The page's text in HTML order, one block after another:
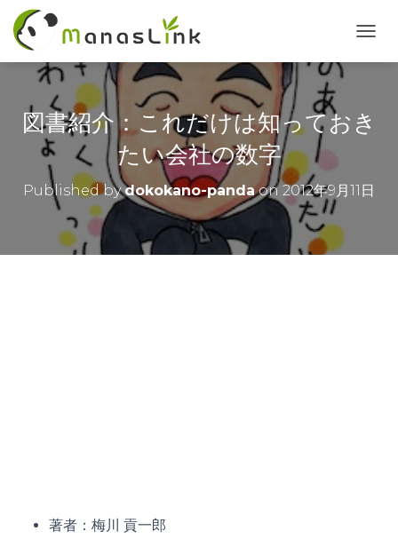
O
E
I
図書紹介：これだけは知っておき
たい会社の数字
Published bydokokano-pandaon 2012年9月11日
著者：梅川 貢一郎